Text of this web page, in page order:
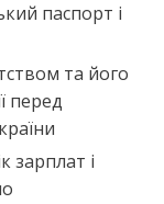
паспорт і
та його
перед
зарплат і